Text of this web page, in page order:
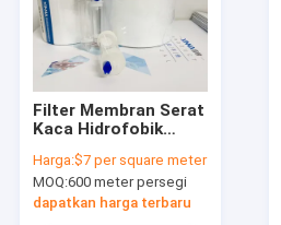
Filter Membran Serat
Kaca Hidrofobik
Venting
Harga:$7 per square meter
MOQ:600 meter persegi
dapatkan harga terbaru